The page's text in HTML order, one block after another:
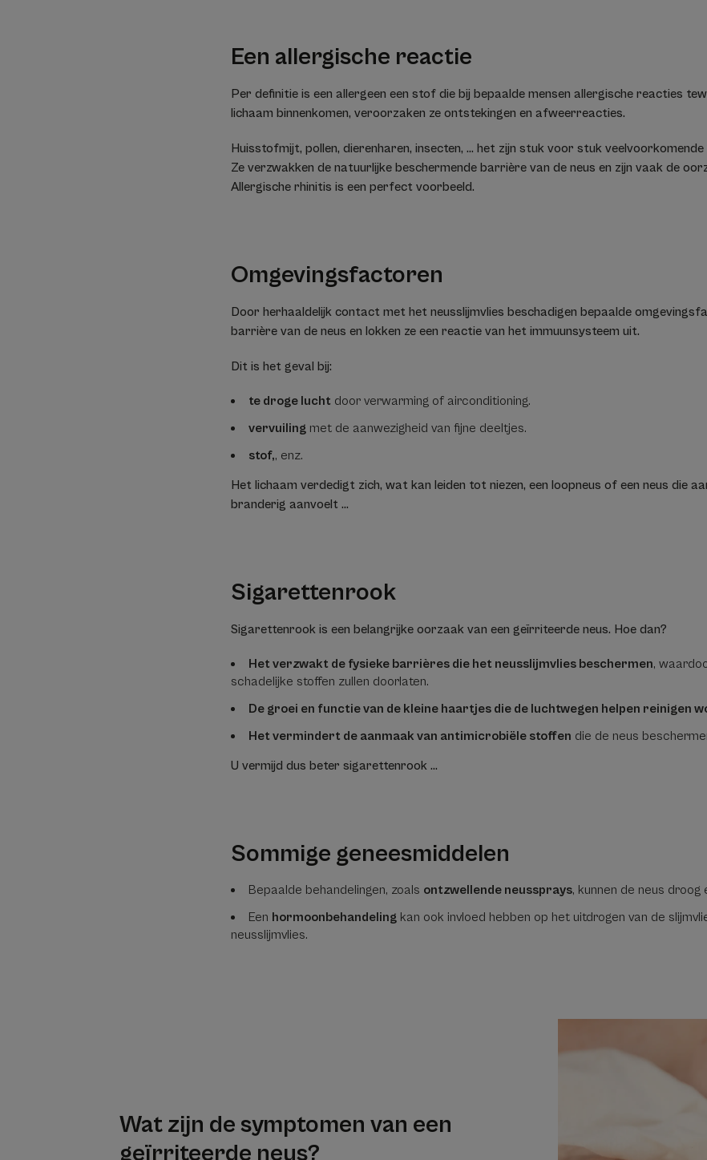
Een allergische reactie
Per definitie is een allergeen een stof die bij bepaalde mensen allergische reacties
lichaam binnenkomen, veroorzaken ze ontstekingen en afweerreacties.
Huisstofmijt, pollen, dierenharen, insecten, ... het zijn stuk voor stuk veelvoorkomende
Ze verzwakken de natuurlijke beschermende barrière van de neus en zijn vaak de
Allergische rhinitis is een perfect voorbeeld.
Omgevingsfactoren
Door herhaaldelijk contact met het neusslijmvlies beschadigen bepaalde
barrière van de neus en lokken ze een reactie van het immuunsysteem uit.
Dit is het geval bij:
te droge lucht door verwarming of airconditioning.
vervuiling met de aanwezigheid van fijne deeltjes.
stof,, enz.
Het lichaam verdedigt zich, wat kan leiden tot niezen, een loopneus of een neus die
branderig aanvoelt ...
Sigarettenrook
Sigarettenrook is een belangrijke oorzaak van een geïrriteerde neus. Hoe dan?
Het verzwakt de fysieke barrières die het neusslijmvlies beschermen,
schadelijke stoffen zullen doorlaten.
De groei en functie van de kleine haartjes die de luchtwegen helpen reinigen
Het vermindert de aanmaak van antimicrobiële stoffen die de neus
U vermijd dus beter sigarettenrook ...
Sommige geneesmiddelen
Bepaalde behandelingen, zoals ontzwellende neussprays, kunnen de neus
Een hormoonbehandeling kan ook invloed hebben op het uitdrogen van de
neusslijmvlies.
Wat zijn de symptomen van een
geïrriteerde neus?